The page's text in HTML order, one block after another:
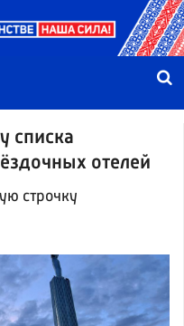
списка
отелей
строчку